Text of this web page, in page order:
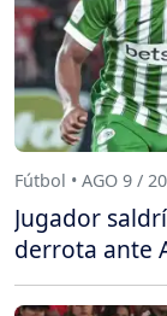
Fútbol • AGO 9 /
Jugador
derrota ante